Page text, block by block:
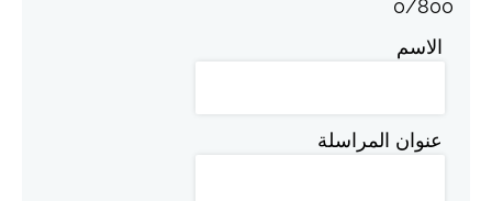
0/800
الاسم
عنوان المراسلة